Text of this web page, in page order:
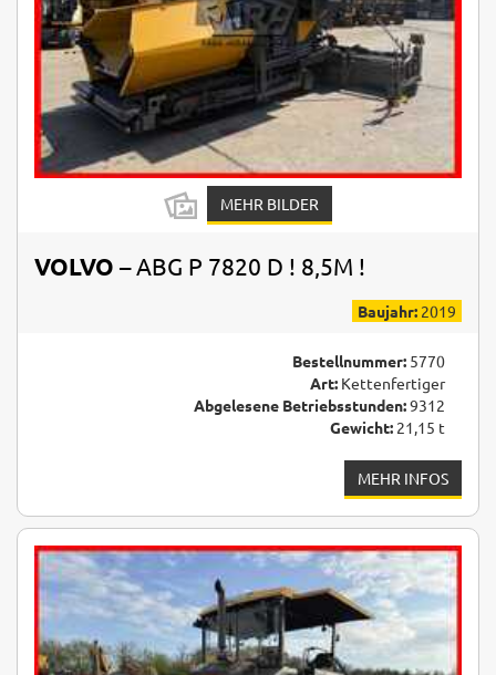
MEHR BILDER
VOLVO – ABG P 7820 D ! 8,5M !
Baujahr: 2019
Bestellnummer: 5770
Art: Kettenfertiger
Abgelesene Betriebsstunden:9312
Gewicht: 21,15 t
MEHR INFOS